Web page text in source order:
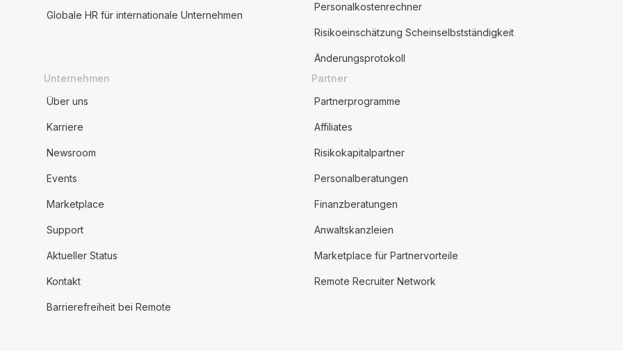
Globale HR für internationale Unternehmen
Personalkostenrechner
Risikoeinschätzung Scheinselbstständigkeit
Änderungsprotokoll
Unternehmen
Über uns
Karriere
Newsroom
Events
Marketplace
Support
Aktueller Status
Kontakt
Barrierefreiheit bei Remote
Partner
Partnerprogramme
Affiliates
Risikokapitalpartner
Personalberatungen
Finanzberatungen
Anwaltskanzleien
Marketplace für Partnervorteile
Remote Recruiter Network